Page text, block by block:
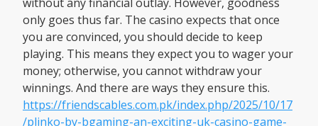
only goes thus far. The casino expects that once
you are convinced, you should decide to keep
playing. This means they expect you to wager your
money; otherwise, you cannot withdraw your
winnings. And there are ways they ensure this.
https://friendscables.com.pk/index.php/2025/10/17
/plinko-by-bgaming-an-exciting-uk-casino-game-